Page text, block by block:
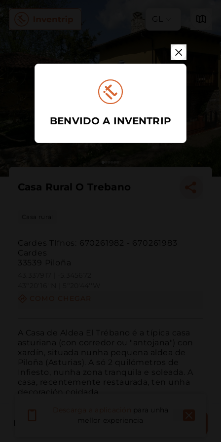
GL
Casa Rural O Trebano
Casa rural
Cardes Tlfnos: 670261982 - 670261983
Cardes
33539 Piloña
A Casa de Aldea El Trébano é a típica casa
asturiana (con corredor ou "antojana") con
xardín, situada nunha pequena aldea de
Piloña (Asturias). A só 2 quilómetros de
Infiesto, nunha zona tranquila e soleada. A
casa, recentemente restaurada, ten unha
decoración coidada.
LUGAR DE LIBROS
para unha
mellor experiencia
BENVIDO A INVENTRIP